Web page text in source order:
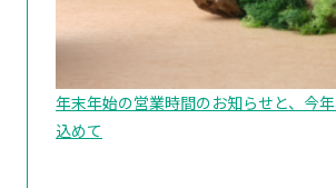
年末年始の営業時間のお知らせと、今
込めて